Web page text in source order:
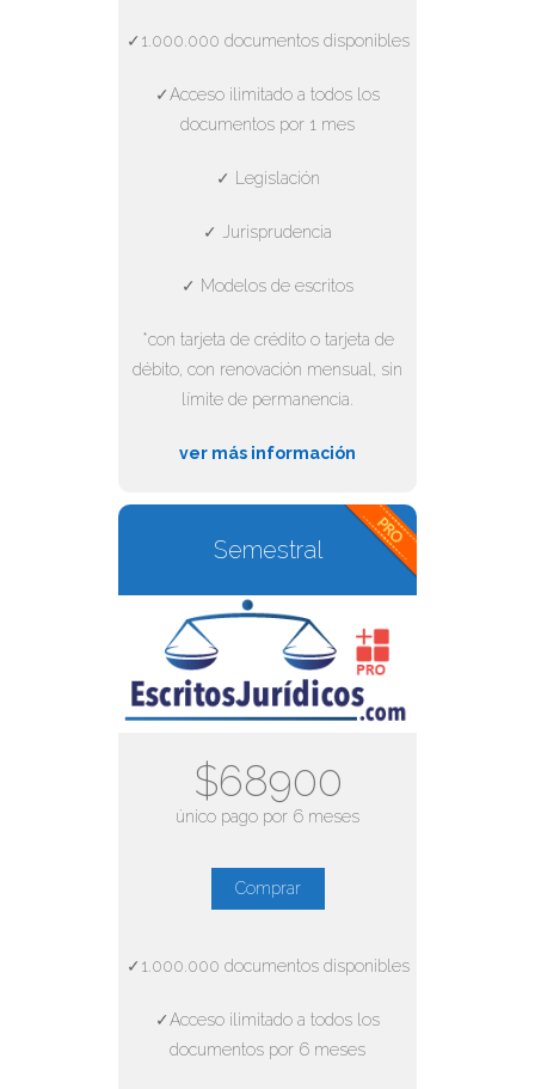
✓1.000.000 documentos disponibles
✓Acceso ilimitado a todos los
documentos por 1 mes
✓ Legislación
✓ Jurisprudencia
✓ Modelos de escritos
*con tarjeta de crédito o tarjeta de
débito, con renovación mensual, sin
límite de permanencia.
ver más información
Semestral
$68900
único pago por 6 meses
Comprar
✓1.000.000 documentos disponibles
✓Acceso ilimitado a todos los
documentos por 6 meses